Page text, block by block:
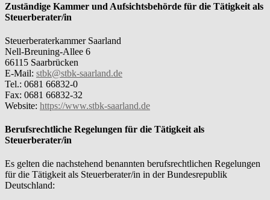
Zuständige Kammer und Aufsichtsbehörde für die Tätigkeit als
Steuerberater/in
Steuerberaterkammer Saarland
Nell-Breuning-Allee 6
66115 Saarbrücken
E-Mail: stbk@stbk-saarland.de
Tel.: 0681 66832-0
Fax: 0681 66832-32
Website: https://www.stbk-saarland.de
Berufsrechtliche Regelungen für die Tätigkeit als
Steuerberater/in
Es gelten die nachstehend benannten berufsrechtlichen Regelungen
für die Tätigkeit als Steuerberater/in in der Bundesrepublik
Deutschland: